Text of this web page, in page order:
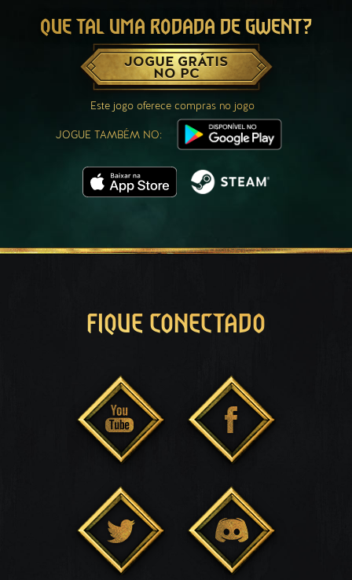
QUE TAL UMA RODADA DE GWENT?
JOGUE GRÁTIS
NO PC
Este jogo oferece compras no jogo
JOGUE TAMBÉM NO:
FIQUE CONECTADO